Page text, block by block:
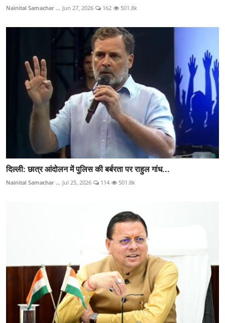
Nainital Samachar ... Jun 27, 2026 162 501.8k
दिल्ली: छात्र आंदोलन में पुलिस की बर्बरता पर राहुल गांध...
Nainital Samachar ... Jul 25, 2026 114 501.8k